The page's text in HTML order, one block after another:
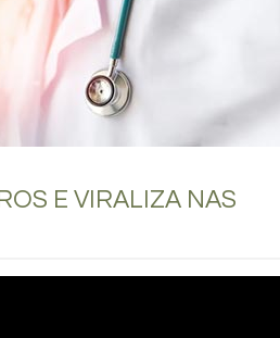
E VIRALIZA NAS